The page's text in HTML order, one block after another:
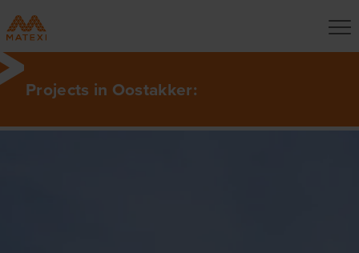
Projects in Oostakker: